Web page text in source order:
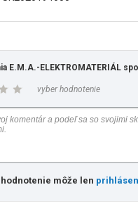
E.M.A.-ELEKTROMATERIÁL
vyber hodnotenie
môže len